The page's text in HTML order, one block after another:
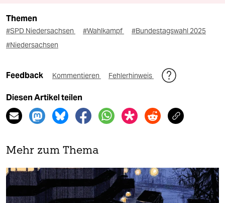
Themen
#SPD Niedersachsen #Wahlkampf
#Bundestagswahl 2025
#Niedersachsen
Feedback Kommentieren Fehlerhinweis
Diesen Artikel teilen
Mehr zum Thema